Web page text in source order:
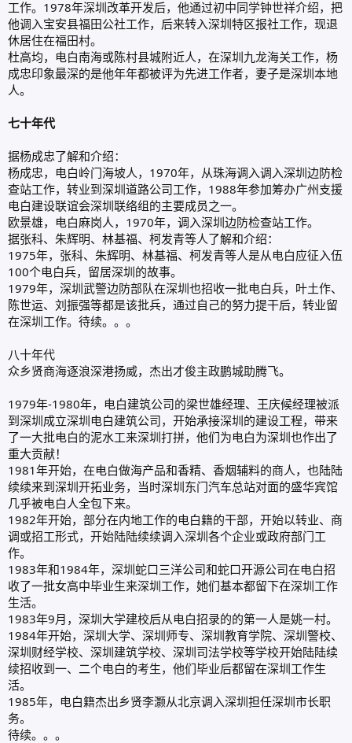
工作。1978年深圳改革开发后，他通过初中同学钟世祥介绍，把
他调入宝安县福田公社工作，后来转入深圳特区报社工作，现退
休居住在福田村。
杜高均，电白南海或陈村县城附近人，在深圳九龙海关工作，杨
成忠印象最深的是他年年都被评为先进工作者，妻子是深圳本地
人。
七十年代
据杨成忠了解和介绍：
杨成忠，电白岭门海坡人，1970年，从珠海调入调入深圳边防检
查站工作，转业到深圳道路公司工作，1988年参加筹办广州支援
电白建设联谊会深圳联络组的主要成员之一。
欧景雄，电白麻岗人，1970年，调入深圳边防检查站工作。
据张科、朱辉明、林基福、柯发青等人了解和介绍：
1975年，张科、朱辉明、林基福、柯发青等人是从电白应征入伍
100个电白兵，留居深圳的故事。
1979年，深圳武警边防部队在深圳也招收一批电白兵，叶土作、
陈世运、刘振强等都是该批兵，通过自己的努力提干后，转业留
在深圳工作。待续。。。
八十年代
众乡贤商海逐浪深港扬威，杰出才俊主政鹏城助腾飞。
1979年-1980年，电白建筑公司的梁世雄经理、王庆候经理被派
到深圳成立深圳电白建筑公司，开始承接深圳的建设工程，带来
了一大批电白的泥水工来深圳打拼，他们为电白为深圳也作出了
重大贡献！
1981年开始，在电白做海产品和香精、香烟辅料的商人，也陆陆
续续来到深圳开拓业务，当时深圳东门汽车总站对面的盛华宾馆
几乎被电白人全包下来。
1982年开始，部分在内地工作的电白籍的干部，开始以转业、商
调或招工形式，开始陆陆续续调入深圳各个企业或政府部门工
作。
1983年和1984年，深圳蛇口三洋公司和蛇口开源公司在电白招
收了一批女高中毕业生来深圳工作，她们基本都留下在深圳工作
生活。
1983年9月，深圳大学建校后从电白招录的的第一人是姚一村。
1984年开始，深圳大学、深圳师专、深圳教育学院、深圳警校、
深圳财经学校、深圳建筑学校、深圳司法学校等学校开始陆陆续
续招收到一、二个电白的考生，他们毕业后都留在深圳工作生
活。
1985年，电白籍杰出乡贤李灏从北京调入深圳担任深圳市长职
务。
待续。。。